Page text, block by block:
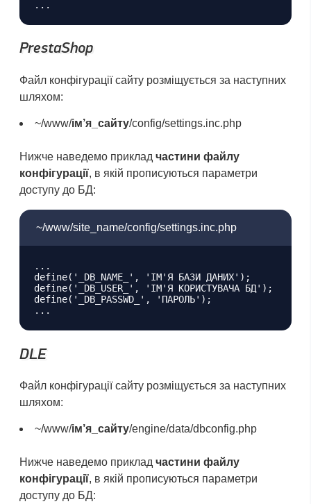
PrestaShop
Файл конфігурації сайту розміщується за наступних
шляхом:
~/www/ім’я_сайту/config/settings.inc.php
Нижче наведемо приклад частини файлу
конфігурації, в якій прописуються параметри
доступу до БД:
~/www/site_name/config/settings.inc.php
...
define('_DB_NAME_', 'ІМ'Я БАЗИ ДАНИХ');
define('_DB_USER_', 'ІМ'Я КОРИСТУВАЧА БД');
define('_DB_PASSWD_', 'ПАРОЛЬ');
DLE
Файл конфігурації сайту розміщується за наступних
шляхом:
~/www/ім’я_сайту/engine/data/dbconfig.php
Нижче наведемо приклад частини файлу
конфігурації, в якій прописуються параметри
доступу до БД: